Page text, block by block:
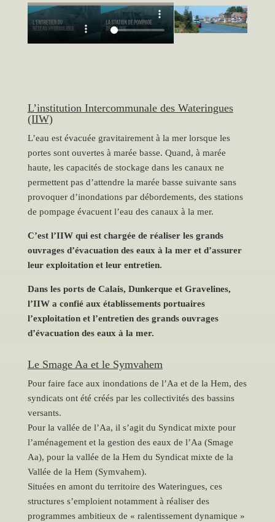
L’institution Intercommunale des Wateringues
(IIW)
L’eau est évacuée gravitairement à la mer lorsque les
portes sont ouvertes à marée basse. Quand, à marée
haute, les capacités de stockage dans les canaux ne
permettent pas d’attendre la marée basse suivante sans
provoquer d’inondations par débordements, des stations
de pompage évacuent l’eau des canaux à la mer.
C’est l’IIW qui est chargée de réaliser les grands
ouvrages d’évacuation des eaux à la mer et d’assurer
leur exploitation et leur entretien.
Dans les ports de Calais, Dunkerque et Gravelines,
l’IIW a confié aux établissements portuaires
l’exploitation et l’entretien des grands ouvrages
d’évacuation des eaux à la mer.
Le Smage Aa et le Symvahem
Pour faire face aux inondations de l’Aa et de la Hem, des
syndicats ont été créés par les collectivités des bassins
versants.
Pour la vallée de l’Aa, il s’agit du Syndicat mixte pour
l’aménagement et la gestion des eaux de l’Aa (Smage
Aa), pour la vallée de la Hem du Syndicat mixte de la
Vallée de la Hem (Symvahem).
Situées en amont du territoire des Wateringues, ces
structures s’emploient notamment à réaliser des
programmes ambitieux de « ralentissement dynamique »